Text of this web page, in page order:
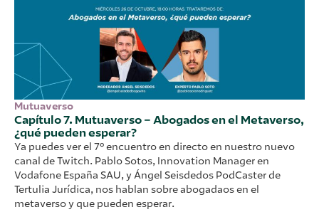
Mutuaverso
Capítulo 7. Mutuaverso – Abogados en el Metaverso,
¿qué pueden esperar?
Ya puedes ver el 7º encuentro en directo en nuestro nuevo
canal de Twitch. Pablo Sotos, Innovation Manager en
Vodafone España SAU, y Ángel Seisdedos PodCaster de
Tertulia Jurídica, nos hablan sobre abogadaos en el
metaverso y que pueden esperar.